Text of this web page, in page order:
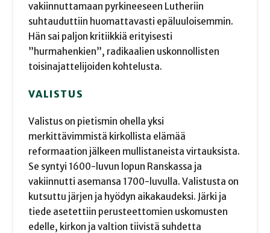
vakiinnuttamaan pyrkineeseen Lutheriin
suhtauduttiin huomattavasti epäluuloisemmin.
Hän sai paljon kritiikkiä erityisesti
”hurmahenkien”, radikaalien uskonnollisten
toisinajattelijoiden kohtelusta.
VALISTUS
Valistus on pietismin ohella yksi
merkittävimmistä kirkollista elämää
reformaation jälkeen mullistaneista virtauksista.
Se syntyi 1600-luvun lopun Ranskassa ja
vakiinnutti asemansa 1700-luvulla. Valistusta on
kutsuttu järjen ja hyödyn aikakaudeksi. Järki ja
tiede asetettiin perusteettomien uskomusten
edelle, kirkon ja valtion tiivistä suhdetta